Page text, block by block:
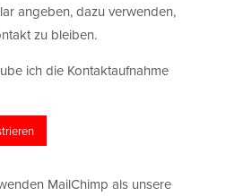
angeben, dazu verwenden,
zu bleiben.
ich die Kontaktaufnahme
MailChimp als unsere